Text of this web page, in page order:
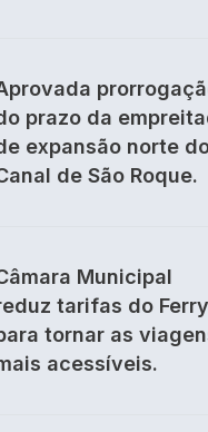
prazo da
expansão norte
de São Roque.
Municipal
tarifas do Ferry
tornar as
acessíveis.